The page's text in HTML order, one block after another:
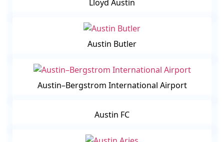
Lloyd Austin
Austin Butler
Austin–Bergstrom International Airport
Austin FC